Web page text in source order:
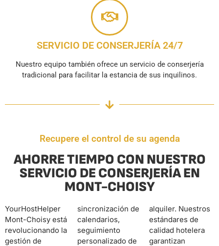
SERVICIO DE CONSERJERÍA 24/7
Nuestro equipo también ofrece un servicio de conserjería
tradicional para facilitar la estancia de sus inquilinos.
Recupere el control de su agenda
AHORRE TIEMPO CON NUESTRO
SERVICIO DE CONSERJERÍA EN
MONT-CHOISY
YourHostHelper
Mont-Choisy está
revolucionando la
gestión de
sincronización de
calendarios,
seguimiento
personalizado de
alquiler. Nuestros
estándares de
calidad hotelera
garantizan